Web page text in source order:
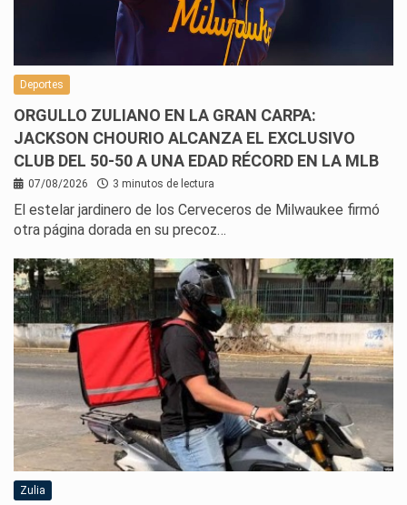
Deportes
ORGULLO ZULIANO EN LA GRAN CARPA:
JACKSON CHOURIO ALCANZA EL EXCLUSIVO
CLUB DEL 50-50 A UNA EDAD RÉCORD EN LA MLB
07/08/2026 3 minutos de lectura
El estelar jardinero de los Cerveceros de Milwaukee firmó
otra página dorada en su precoz…
Zulia